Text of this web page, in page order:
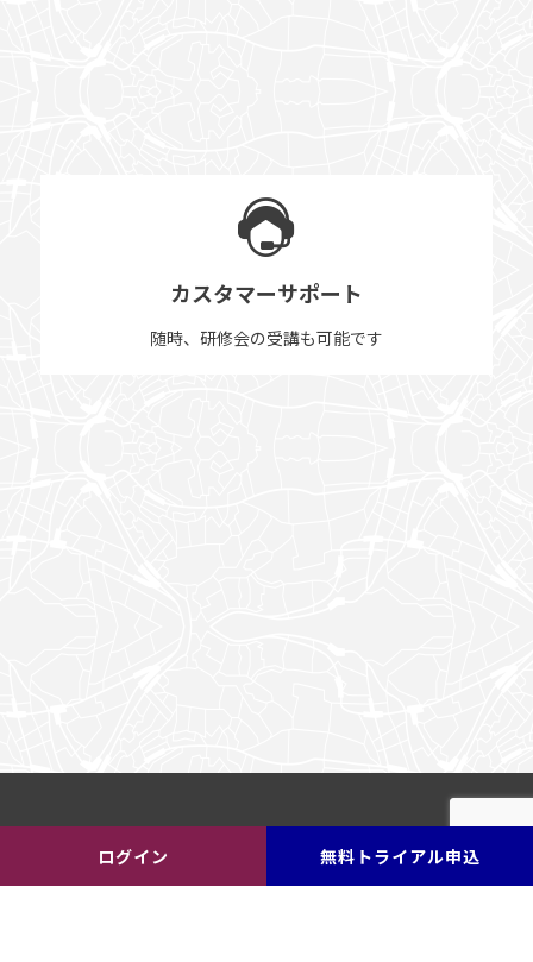
ログイン 無料トライアル申込
カスタマーサポート
随時、研修会の受講も可能です